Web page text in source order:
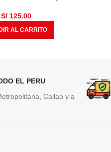
S/125.00
AL CARRITO
EL PERU
Callao y a